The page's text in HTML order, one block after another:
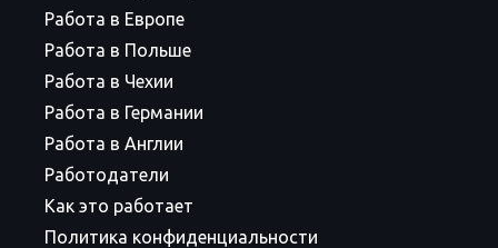
Работа в Европе
Работа в Польше
Работа в Чехии
Работа в Германии
Работа в Англии
Работодатели
Как это работает
Политика конфиденциальности